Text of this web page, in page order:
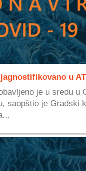
u
je u sredu u
saopštio je Gradski